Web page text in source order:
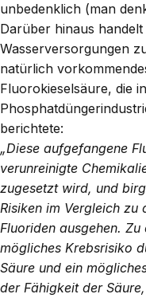
unbedenklich (man
Darüber hinaus
Wasserversorgungen
natürlich
Fluorokieselsäure, die
berichtete:
„Diese aufgefangene
verunreinigte
zugesetzt wird, und
Risiken im Vergleich zu
Fluoriden ausgehen.
mögliches Krebsrisiko
Säure und ein
der Fähigkeit der